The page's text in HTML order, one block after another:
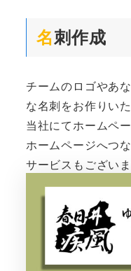
名刺作成
チームのロゴやあ
な名刺をお作りいた
当社にてホームペ
ホームページへつ
サービスもございま